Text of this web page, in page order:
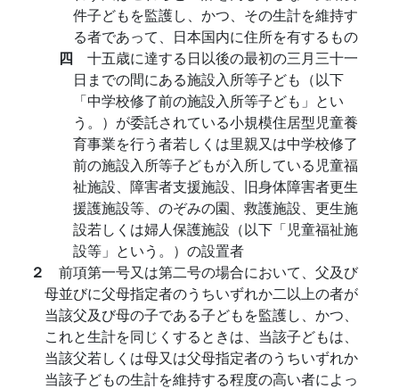
件子どもを監護し、かつ、その生計を維持す
る者であって、日本国内に住所を有するもの
四 十五歳に達する日以後の最初の三月三十一
日までの間にある施設入所等子ども（以下
「中学校修了前の施設入所等子ども」とい
う。）が委託されている小規模住居型児童養
育事業を行う者若しくは里親又は中学校修了
前の施設入所等子どもが入所している児童福
祉施設、障害者支援施設、旧身体障害者更生
援護施設等、のぞみの園、救護施設、更生施
設若しくは婦人保護施設（以下「児童福祉施
設等」という。）の設置者
２ 前項第一号又は第二号の場合において、父及び
母並びに父母指定者のうちいずれか二以上の者が
当該父及び母の子である子どもを監護し、かつ、
これと生計を同じくするときは、当該子どもは、
当該父若しくは母又は父母指定者のうちいずれか
当該子どもの生計を維持する程度の高い者によっ